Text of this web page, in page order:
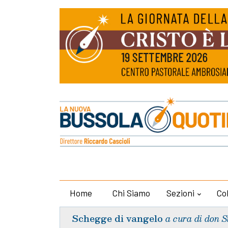
Home Chi Siamo Sezioni
Schegge di vangelo a cura di don